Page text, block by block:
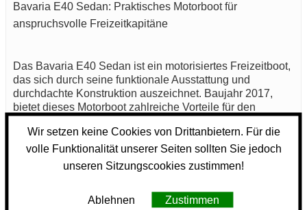
Bavaria E40 Sedan: Praktisches Motorboot für
anspruchsvolle Freizeitkapitäne
Das Bavaria E40 Sedan ist ein motorisiertes Freizeitboot,
das sich durch seine funktionale Ausstattung und
durchdachte Konstruktion auszeichnet. Baujahr 2017,
bietet dieses Motorboot zahlreiche Vorteile für den
Mit einem kraftstofftank von 540 Litern ermöglicht die
Bavaria E40 Sedan längere Fahrten ohne häufiges
auch abgelegene Gewässer erkunden möchten. Der
Frischwassertank hat ein Volumen von 420 Litern. Dies
Wir setzen keine Cookies von Drittanbietern. Für die
volle Funktionalität unserer Seiten sollten Sie jedoch
unseren Sitzungscookies zustimmen!
Ablehnen Zustimmen